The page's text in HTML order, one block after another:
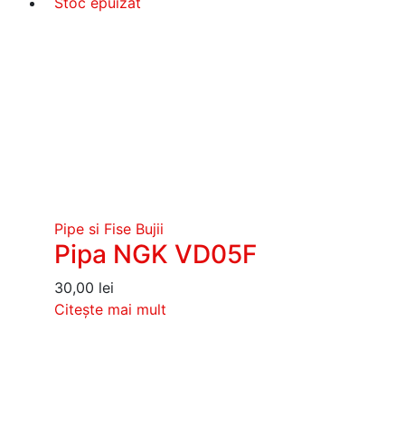
Pipe si Fise Bujii
Pipa NGK VD05F
30,00 lei
Citește mai mult